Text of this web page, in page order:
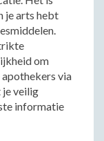
je arts hebt
om
via
veilig
informatie